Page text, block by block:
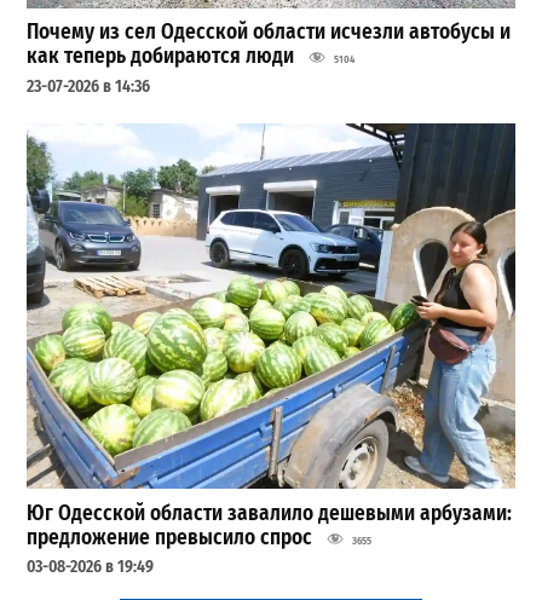
Почему из сел Одесской области исчезли автобусы и
как теперь добираются люди
5104
23-07-2026 в 14:36
Юг Одесской области завалило дешевыми арбузами:
предложение превысило спрос
3655
03-08-2026 в 19:49